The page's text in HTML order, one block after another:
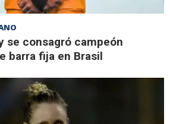
se consagró campeón
barra fija en Brasil